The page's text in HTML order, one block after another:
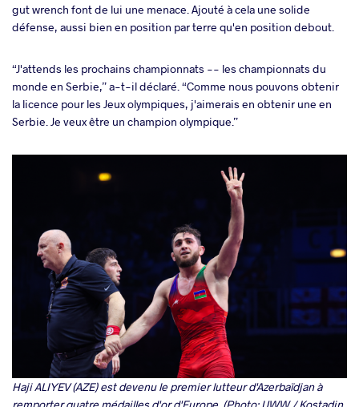
gut wrench font de lui une menace. Ajouté à cela une solide
défense, aussi bien en position par terre qu'en position debout.
“J'attends les prochains championnats -- les championnats du
monde en Serbie,” a-t-il déclaré. “Comme nous pouvons obtenir
la licence pour les Jeux olympiques, j'aimerais en obtenir une en
Serbie. Je veux être un champion olympique.”
Haji ALIYEV (AZE) est devenu le premier lutteur d'Azerbaïdjan à
remporter quatre médailles d'or d'Europe. (Photo: UWW / Kostadin